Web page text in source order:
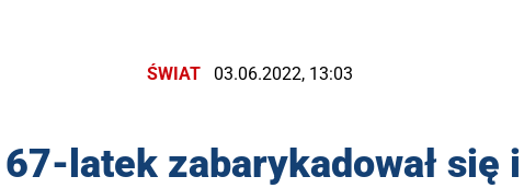
ŚWIAT 03.06.2022, 13:03
latek zabarykadował się